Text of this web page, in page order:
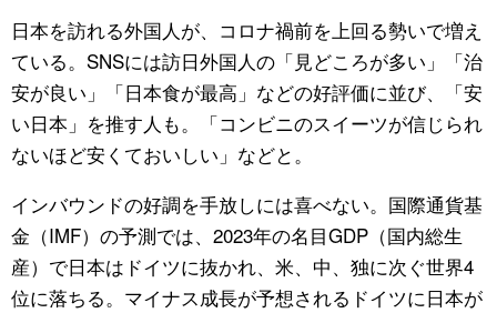
公式SNS
日本を訪れる外国人が、コロナ禍前を上回る勢いで増え
ている。SNSには訪日外国人の「見どころが多い」「治
安が良い」「日本食が最高」などの好評価に並び、「安
い日本」を推す人も。「コンビニのスイーツが信じられ
ないほど安くておいしい」などと。
インバウンドの好調を手放しには喜べない。国際通貨基
金（IMF）の予測では、2023年の名目GDP（国内総生
産）で日本はドイツに抜かれ、米、中、独に次ぐ世界4
位に落ちる。マイナス成長が予想されるドイツに日本が